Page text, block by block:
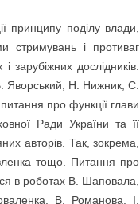
принципу поділу влади,
стримувань і противаг
зарубіжних дослідників.
Яворський, Н. Нижник, С.
про функції глави
Ради України та її
авторів. Так, зокрема,
тощо. Питання про
в роботах В. Шаповала,
В. Романова, І.